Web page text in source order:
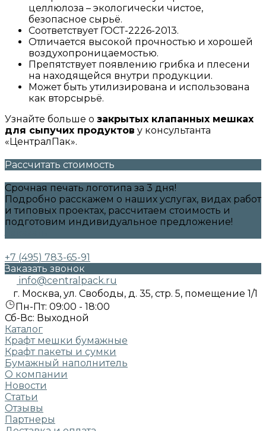
целлюлоза – экологически чистое,
безопасное сырьё.
Соответствует ГОСТ-2226-2013.
Отличается высокой прочностью и хорошей
воздухопроницаемостью.
Препятствует появлению грибка и плесени
на находящейся внутри продукции.
Может быть утилизирована и использована
как вторсырьё.
Узнайте больше о закрытых клапанных мешках
для сыпучих продуктов у консультанта
«ЦентралПак».
Рассчитать стоимость
Срочная печать логотипа за 3 дня!
Подробно расскажем о наших услугах, видах работ
и типовых проектах, рассчитаем стоимость и
подготовим индивидуальное предложение!
+7 (495) 783-65-91
Заказать звонок
info@centralpack.ru
г. Москва, ул. Свободы, д. 35, стр. 5, помещение 1/1
Пн-Пт: 09:00 - 18:00
Сб-Вс: Выходной
Каталог
Крафт мешки бумажные
Крафт пакеты и сумки
Бумажный наполнитель
О компании
Новости
Статьи
Отзывы
Партнеры